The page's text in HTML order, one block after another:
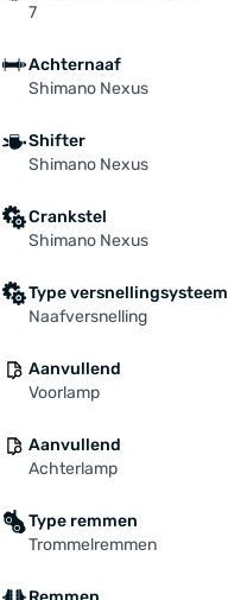
7
Achternaaf
Shimano Nexus
Shifter
Shimano Nexus
Crankstel
Shimano Nexus
Type versnellingsysteem
Naafversnelling
Aanvullend
Voorlamp
Aanvullend
Achterlamp
Type remmen
Trommelremmen